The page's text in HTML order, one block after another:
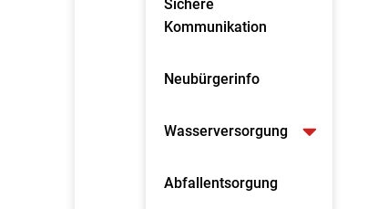
Sichere
Kommunikation
Neubürgerinfo
Wasserversorgung
Abfallentsorgung